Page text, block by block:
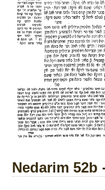
Nedarim 52b